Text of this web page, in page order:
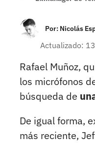
Por: Nicolás
Actualizado:
Rafael Muñoz,
los micrófonos
búsqueda de
De igual forma,
más reciente,